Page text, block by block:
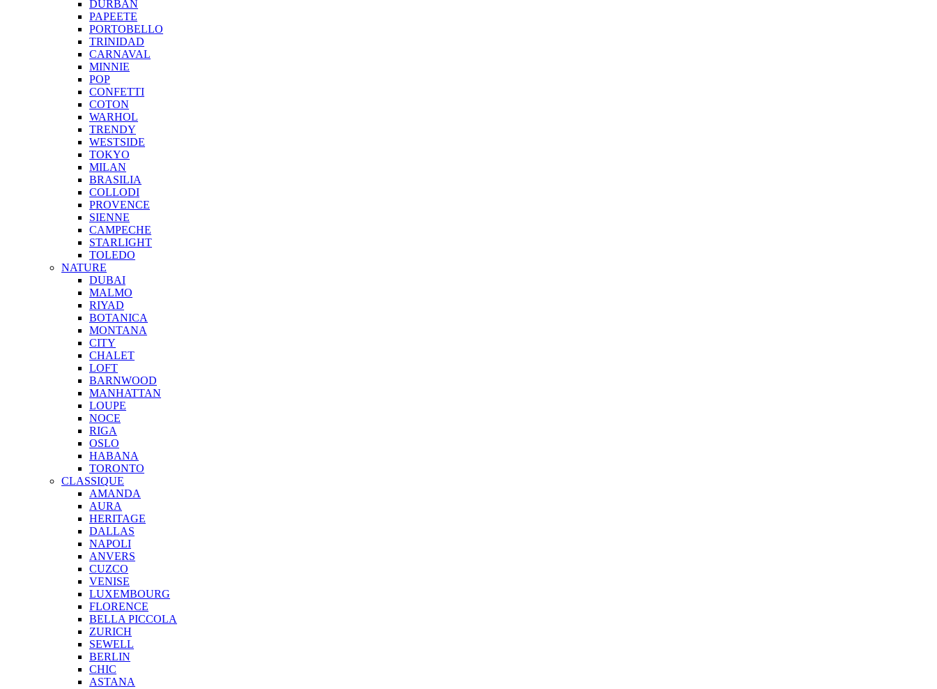
DURBAN
PAPEETE
PORTOBELLO
TRINIDAD
CARNAVAL
MINNIE
POP
CONFETTI
COTON
WARHOL
TRENDY
WESTSIDE
TOKYO
MILAN
BRASILIA
COLLODI
PROVENCE
SIENNE
CAMPECHE
STARLIGHT
TOLEDO
NATURE
DUBAI
MALMO
RIYAD
BOTANICA
MONTANA
CITY
CHALET
LOFT
BARNWOOD
MANHATTAN
LOUPE
NOCE
RIGA
OSLO
HABANA
TORONTO
CLASSIQUE
AMANDA
AURA
HERITAGE
DALLAS
NAPOLI
ANVERS
CUZCO
VENISE
LUXEMBOURG
FLORENCE
BELLA PICCOLA
ZURICH
SEWELL
BERLIN
CHIC
ASTANA